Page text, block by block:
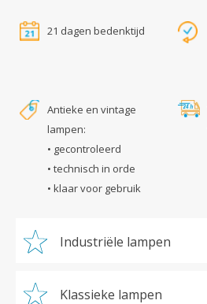
21 dagen bedenktijd
Antieke en vintage
lampen:
• gecontroleerd
• technisch in orde
• klaar voor gebruik
Industriële lampen
Klassieke lampen